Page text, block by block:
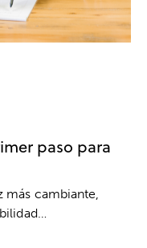
paso para
más cambiante,